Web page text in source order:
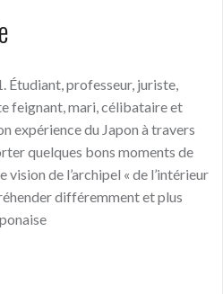
Étudiant, professeur, juriste,
feignant, mari, célibataire et
expérience du Japon à travers
quelques bons moments de
vision de l’archipel « de l’intérieur
différemment et plus